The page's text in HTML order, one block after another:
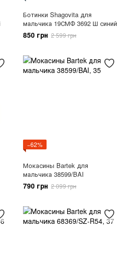
Ботинки Shagovita для
мальчика 19СМФ 3692 Ш синий
850 грн 2 599 грн
−62%
Мокасины Bartek для
мальчика 38599/BAI
790 грн 2 099 грн